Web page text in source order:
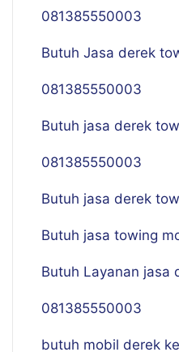
081385550003
Butuh Jasa derek
081385550003
Butuh jasa derek
081385550003
Butuh jasa derek
Butuh jasa towing
Butuh Layanan jasa
081385550003
butuh mobil derek